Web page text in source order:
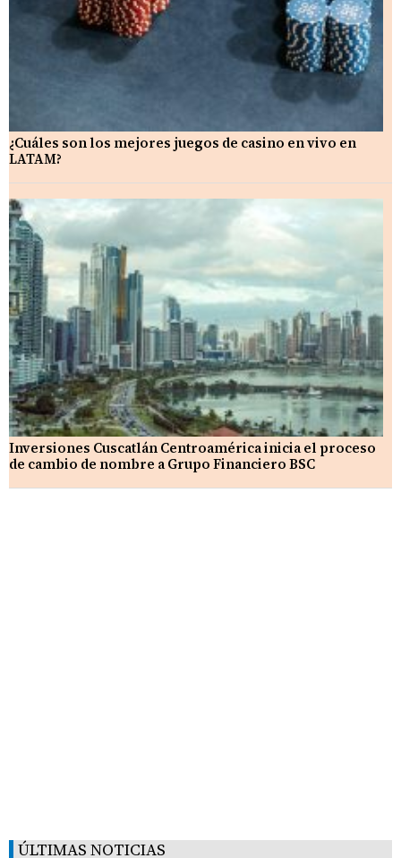
¿Cuáles son los mejores juegos de casino en vivo en
LATAM?
Inversiones Cuscatlán Centroamérica inicia el proceso
de cambio de nombre a Grupo Financiero BSC
ÚLTIMAS NOTICIAS